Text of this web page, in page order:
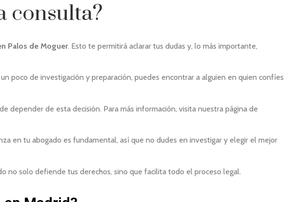
consulta?
Palos de Moguer. Esto te permitirá aclarar tus dudas y, lo más importante,
poco de investigación y preparación, puedes encontrar a alguien en quien confíes
depender de esta decisión. Para más información, visita nuestra página de
en tu abogado es fundamental, así que no dudes en investigar y elegir el mejor
no solo defiende tus derechos, sino que facilita todo el proceso legal.